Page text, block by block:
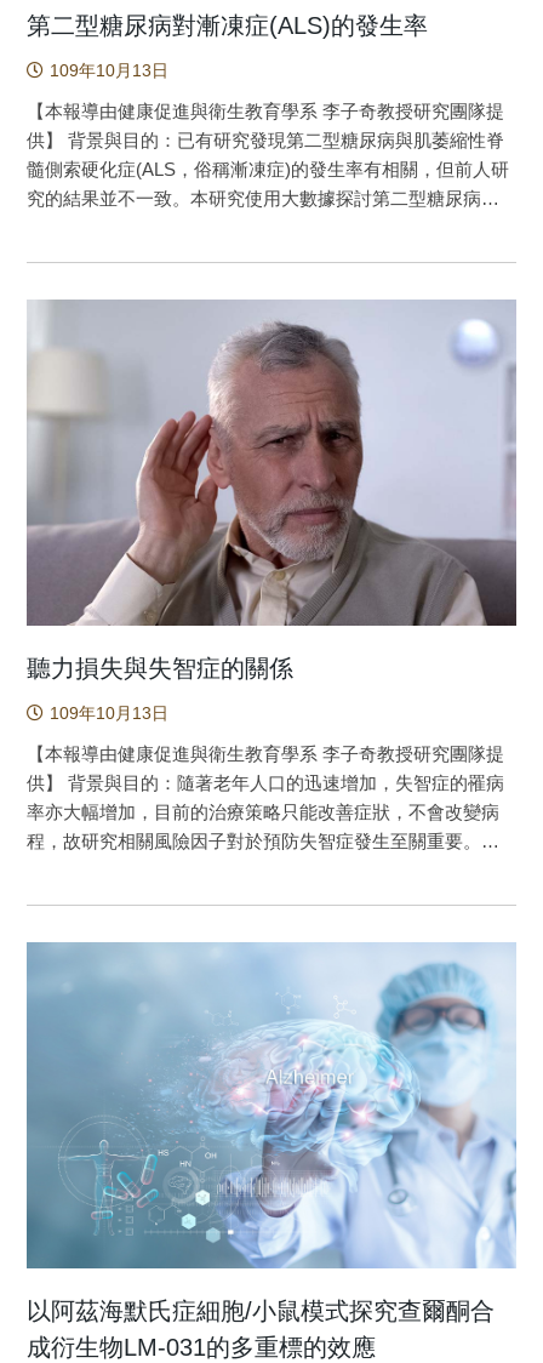
診次數、先天缺陷、智能不足、憂鬱症、自閉症、物質濫
用、行為障礙和對立反抗症。自殺、意外傷害、兇殺和自然
原因死亡率等結果變項分別以競爭風險調整Cox回歸模型進行
分析，探討ADHD與個別死因的關係。 ADHD組與對照
組的平均（標準差）年齡皆為9.61(5.74)歲。大部分研究個案
是男性(ADHD組為209,406； 對照組為1,465,842；兩組男性
均佔75.88％)。兩組比較世代共計4,321名個案在觀察期間死
2,852名(79.4％)是男性。在調整了潛在的干擾因子之後，與
非ADHD組相比，ADHD患者有更高的總死亡率 (調整後危險
比1.07; 95％CI，1.00-1.17)，而且在自殺(調整後的危險比
2.09; 95％CI，1.62-2.71)、意外傷害(調整後的危險比1.30;
95％CI，1.10-1.52)和兇殺案（調整後的危險比2.00; 95％CI
1.09-3.68）ADHD患者的死亡率也都比對照組更高。兩組在
自然原因死亡的風險上則相近。 在本研究中，ADHD的
患者有更高的傷害原因相關死亡率，特別是由於自殺、意外
傷害和兇殺造成的死亡率。儘管ADHD患者的傷害死亡風險顯
著高於非ADHD組，但因研究個案多為年輕人，其絕對死亡風
險很低。 圖一：研究個案篩選流程 文章來源：Attention-
Deficit/Hyperactivity Disorder and Mortality Risk in Taiwan |
Attention Deficit/Hyperactivity Disorders | JAMA Network
Open | JAMA Network 參考文獻： CHEN V. C., CHAN H.
L., WU S. I., LEE M., LU M. L., LIANG H. Y., DEWEY M. E.,
STEWART R., LEE C. T. Attention-Deficit/Hyperactivity
Disorder and Mortality Risk in Taiwan, JAMA Netw Open
2019: 2: e198714
紊亂可能影響ALS的發病率，能量代謝缺陷可能在ALS發病機
擾了人類數千年，許多醫學科學家畢其一生都在尋找這個問
題的答案，他們的努力使得醫學知識漸漸地累積；但許多重
大且致死性很高的疾病，其成因至今仍不清楚，甚至沒有治
療方法。本研究團隊利用大數據資料庫與自行研發的統計分
析程式(序)，嘗試以機器學習的方式提供疾病成因的資訊，期
步驗証分析程式(序)的有效性。新的機器學習分析程式(序)所
自動產生的結果，必須大部份符合已有的醫學知識，新發現
的資訊也必須合乎基礎醫學理論。本篇研究是一系列「AI醫
學科學家」驗証論文的第一篇：肌萎縮性脊髓側索硬化症
（ALS），俗稱漸涷人的共病症關聯網絡分析(1)。類似的分
析程式(序)也成功在晚發型阿茲海默症得到印証(2)，大腸癌、
胰臟癌、全身性紅斑狼瘡、類風濕性關節炎等疾病的驗証結
果正在投稿審查中。 本研究納入2007年1月1日至2013年
12月31日新診斷的705位年齡在15歲以上的ALS患者，以及
14,100位性別、年齡、投保單位城鄉別、投保薪資匹配的對
檔，研究設計為全人口病例對照研究。ALS初診日前經醫師診
期間進行分析。卡方檢定或t檢定用於檢驗ALS患者與對照組
之間人口統計學差異。使用條件邏輯斯廻歸模型及逐步篩選
法探討這些疾病和ALS風險之間的關係。路徑分析用以評估
ALS初診日前的共病症和ALS之間的關係路徑。 ALS與
28種ALS初診日前的共病症有相關，包括17種正相關和11種
說。代謝紊亂可能對ALS的發病率有影響，能量代謝缺陷可能
在ALS發病機理中起作用。 圖一：與肌萎縮性脊髓側索硬化
症ALS）相關的先前疾病路徑分析模型。 紅線和藍線表示正
相關（728、354、783、333、353、920、434、722、357、
355、356、682和717）和負相關（250、709、521、532、
536、414，382，V67和924）。 國際疾病分類碼，第九次修
訂代碼顯示在方框中。 文章出處：
https://www.tandfonline.com/doi/abs/10.1080/
參考文獻： TSAI C. P., HU C., LEE C. T. Finding diseases
associated with amyotrophic lateral sclerosis: a total
population-based case-control study, Amyotrophic lateral
sclerosis & frontotemporal degeneration 2019: 20: 82-89 LIAO
J. Y., LEE C. T., LIN T. Y., LIU C. M. Exploring prior diseases
第二型糖尿病對漸凍症(ALS)的發生率
109年10月13日
【本報導由健康促進與衛生教育學系 李子奇教授研究團隊提
供】 背景與目的：已有研究發現第二型糖尿病與肌萎縮性脊
髓側索硬化症(ALS，俗稱漸凍症)的發生率有相關，但前人研
究的結果並不一致。本研究使用大數據探討第二型糖尿病
2,135,427）以及2,135,427位性別、年齡、投保單位城鄉別、
投保薪資匹配的對照組。競爭風險調整Cox回歸分析用以研究
T2DM與ALS發病率之間的關聯。 結果：在未按年齡分層的分
析中，控制潛在干擾變數後T2DM與ALS的發生率無關。年齡
組（<55歲和≥55歲）與T2DM對ALS風險的交互作用達顯著
（p <0.001）。按年齡分層的分析顯示，T2DM初診年齡≥55
歲的患者中，T2DM與ALS發生率呈負相關。在T2DM初診年
齡≥55歲的患者中，T2DM合併高血壓與ALS發生率呈負相
關。在T2DM初診年齡<55歲的患者中，T2DM合併高脂血症
與ALS呈正相關。 結論：晚發型T2DM與ALS呈負相關，尤其
是合併高血壓時。早發型T2DM與ALS呈正相關，尤其是與高
脊髓側索硬化症(ALS，俗稱漸凍症)的發生率有相關，但前人
(T2DM)與肌萎縮性脊髓側索硬化症的發生率與ALS之間的關
係(圖一)(1)。由於ALS是一種罕見疾病，探討其發生率需仰賴
大數據分析，我們納入了2000年至2013年間診斷為T2DM的
患者（n = 2,135,427）以及2,135,427位性別、年齡、投保單
位城鄉別、投保薪資匹配的對照組。競爭風險調整Cox回歸分
https://link.springer.com/article/10.1007/s00415-019-09405-x
參考文獻：TSAI C. P., LEE J. K., LEE C. T. Type II diabetes
mellitus and the incidence of amyotrophic lateral sclerosis, J
Neurol 2019: 266: 2233-2243
聽力損失與失智症的關係
109年10月13日
【本報導由健康促進與衛生教育學系 李子奇教授研究團隊提
供】 背景與目的：隨著老年人口的迅速增加，失智症的罹病
率亦大幅增加，目前的治療策略只能改善症狀，不會改變病
程，故研究相關風險因子對於預防失智症發生至關重要。近
研究，研究起始日為患者第一次診斷為HL日期。研究對象為
2000-2011年新診斷為HL的患者（n = 8,135）被納入暴露
組，這些暴露的患者與未暴露的患者依性別，年齡，居住地
和保險費進行1：1實際匹配（n = 8,135）。 結果：本研究對
象共有16,270名患者，其中57.01％為男性，大多數年齡> 65
歲; 其中1,868人在追蹤期間罹患失智症。 HL組失智症發生率
高於非HL組。在完全調整的多變量Cox回歸模型中，HL患者
有顯著的失智症風險。另於次群分析顯示，在3個年齡組
（45-64歲，65-74歲，≥75歲）中，45-64歲年齡組顯著與失
智症風險相關（HR = 2.21, 95％CI，1.57-3.12; FDR, P
<0.001）。在敏感性分析中，有HL和45-64歲族群仍與失智症
相關，尤其是45-64歲的患者，因此，早期聽力保護，篩檢及
助聽器的使用可以作為降低失智症發生率的策略。 失智
以阿茲海默氏症細胞/小鼠模式探究查爾酮合
成衍生物LM-031的多重標的效應